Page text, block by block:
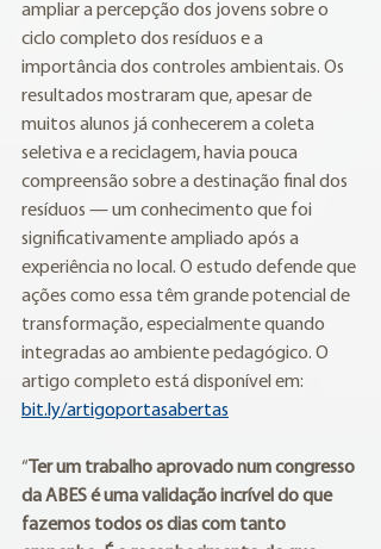
ampliar a percepção dos jovens sobre o
ciclo completo dos resíduos e a
importância dos controles ambientais. Os
resultados mostraram que, apesar de
muitos alunos já conhecerem a coleta
seletiva e a reciclagem, havia pouca
compreensão sobre a destinação final dos
resíduos — um conhecimento que foi
significativamente ampliado após a
experiência no local. O estudo defende que
ações como essa têm grande potencial de
transformação, especialmente quando
integradas ao ambiente pedagógico. O
artigo completo está disponível em:
bit.ly/artigoportasabertas
“ Ter um trabalho aprovado num congresso
da ABES é uma validação incrível do que
fazemos todos os dias com tanto